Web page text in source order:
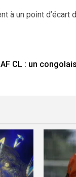
à un point d’écart
CL : un